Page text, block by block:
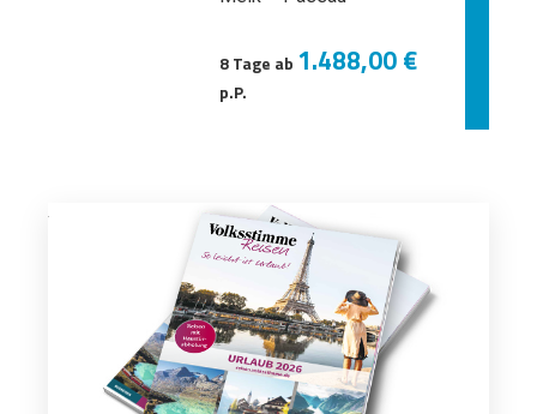
8 Tage ab 1.488,00 €
p.P.